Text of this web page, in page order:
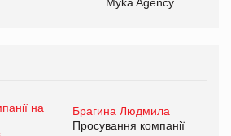
Брагина Людмила
Просування компанії